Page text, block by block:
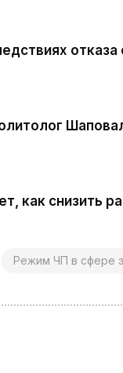
отказа
как снизить
Режим ЧП в сфере